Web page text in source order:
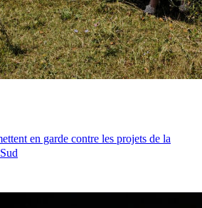
en garde contre les projets de la